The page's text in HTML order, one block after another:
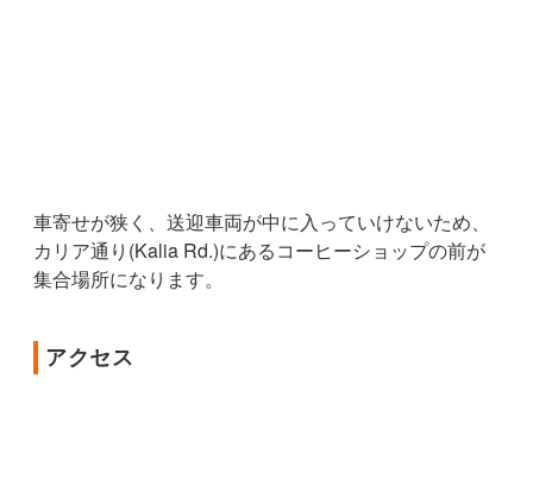
車寄せが狭く、送迎車両が中に入っていけないため、
カリア通り(Kalia Rd.)にあるコーヒーショップの前が
集合場所になります。
アクセス